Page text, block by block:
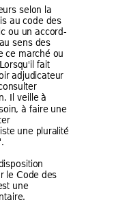
selon la
s au code des
ou un accord-
u sens des
ce marché ou
orsqu'il fait
adjudicateur
nsulter
Il veille à
oin, à faire une
r
ste une pluralité
.
sition
le Code des
une
.